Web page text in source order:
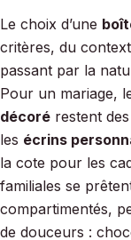
Le choix d’une
critères, du
passant par la
Pour un mariage,
décoré restent
les écrins
la cote pour les
familiales se
compartimentés,
de douceurs :